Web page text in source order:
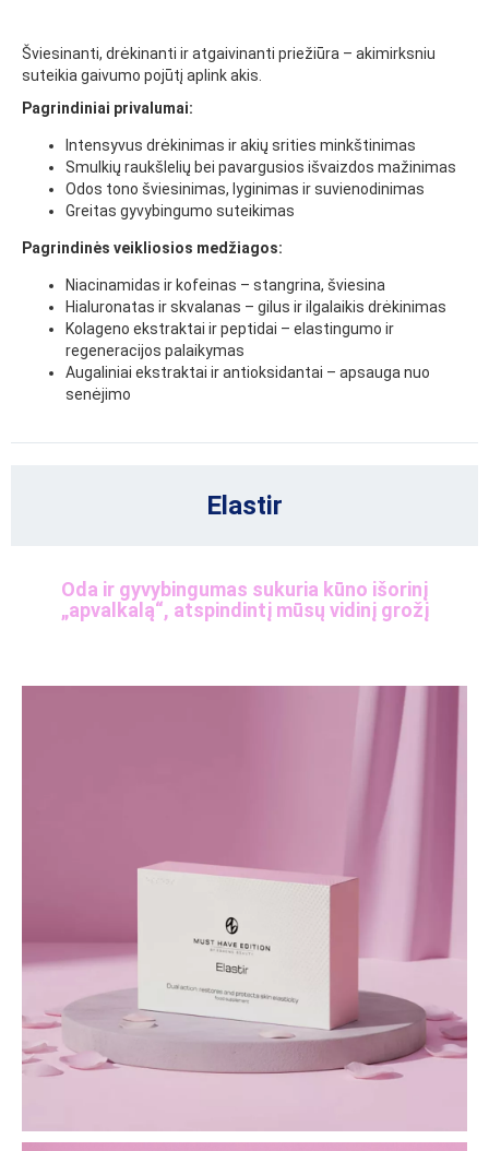
Šviesinanti, drėkinanti ir atgaivinanti priežiūra – akimirksniu
suteikia gaivumo pojūtį aplink akis.
Pagrindiniai privalumai:
Intensyvus drėkinimas ir akių srities minkštinimas
Smulkių raukšlelių bei pavargusios išvaizdos mažinimas
Odos tono šviesinimas, lyginimas ir suvienodinimas
Greitas gyvybingumo suteikimas
Pagrindinės veikliosios medžiagos:
Niacinamidas ir kofeinas – stangrina, šviesina
Hialuronatas ir skvalanas – gilus ir ilgalaikis drėkinimas
Kolageno ekstraktai ir peptidai – elastingumo ir
regeneracijos palaikymas
Augaliniai ekstraktai ir antioksidantai – apsauga nuo
senėjimo
Elastir
Oda ir gyvybingumas sukuria kūno išorinį
„apvalkalą“, atspindintį mūsų vidinį grožį